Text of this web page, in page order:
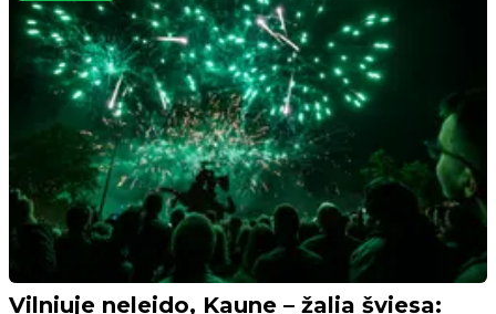
Vilniuje neleido, Kaune – žalia šviesa: